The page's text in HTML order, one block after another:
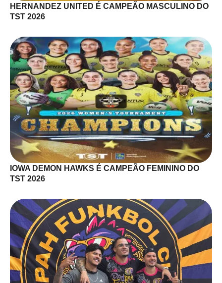
HERNANDEZ UNITED É CAMPEÃO MASCULINO DO
TST 2026
IOWA DEMON HAWKS É CAMPEÃO FEMININO DO
TST 2026